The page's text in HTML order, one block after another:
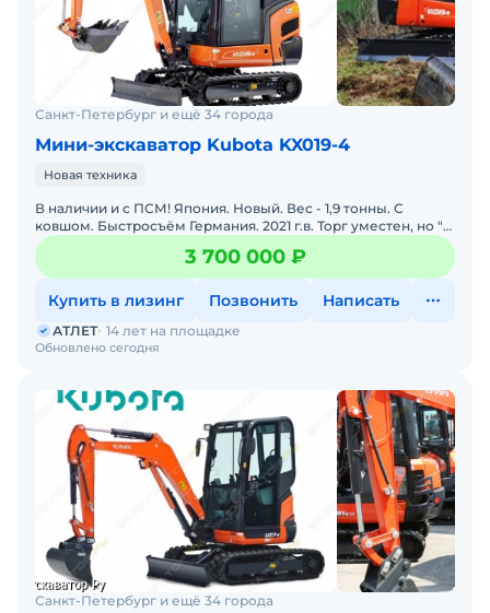
Санкт-Петербург и ещё 34 города
Мини-экскаватор Kubota KX019-4
Новая техника
В наличии и с ПСМ! Япония. Новый. Вес - 1,9 тонны. С
ковшом. Быстросъём Германия. 2021 г.в. Торг уместен, но "у
капота". Только новая техника от дистрибьютора.
3 700 000 ₽
Купить в лизинг Позвонить Написать
Обновлено сегодня
АТЛЕТ 14 лет на площадке
Санкт-Петербург и ещё 34 города